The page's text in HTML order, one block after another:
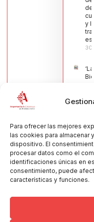
Para ofrecer las mejores
las cookies para almacenar
dispositivo. El
procesar datos como el
identificaciones únicas en
consentimiento, puede
características y funciones.
de
y
‘La
de